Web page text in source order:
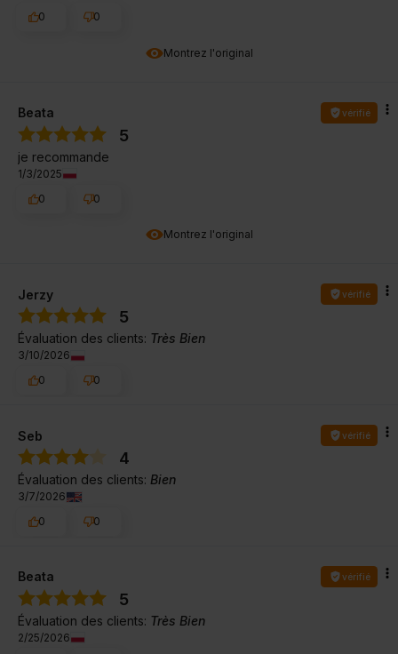
Montrez l'original
0
0
Montrez l'original
Beata vérifié
5
je recommande
1/3/2025
0
0
Jerzy vérifié
5
Évaluation des clients: Très Bien
3/10/2026
0
0
Seb vérifié
4
Évaluation des clients: Bien
3/7/2026
0
0
Beata vérifié
5
Évaluation des clients: Très Bien
2/25/2026